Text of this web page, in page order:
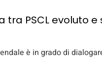
PSCL evoluto
è in grado di